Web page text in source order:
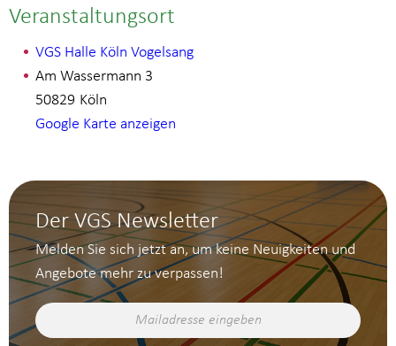
Veranstaltungsort
VGS Halle Köln Vogelsang
Am Wassermann 3
Köln
50829
Google Karte anzeigen
Der VGS Newsletter
Melden Sie sich jetzt an, um keine Neuigkeiten und
Angebote mehr zu verpassen!